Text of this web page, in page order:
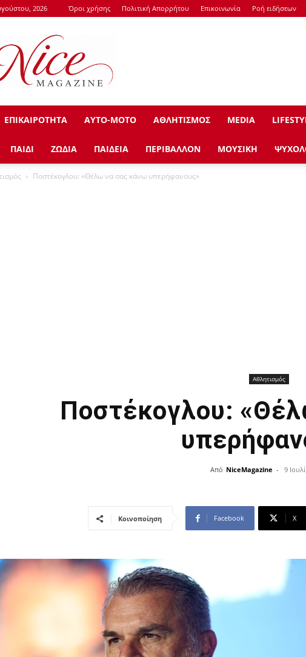
2026 Όροι χρήσης Πολιτική Απορρήτου Επικοινωνία Ροή ειδήσεων
NiceMagazine.Gr
ΕΠΙΚΑΙΡΟΤΗΤΑ ΑΥΤΟ-ΜΟΤΟ ΑΘΛΗΤΙΣΜΟΣ ΜEDIA
ΠΑΙΔΙ ΖΩΔΙΑ ΠΑΙΔΕΙΑ ΠΕΡΙΒΑΛΛΟΝ ΜΟΥΣΙΚΗ
Ποστέκογλου: «Θέλω να σας κάνω υπερήφανους»
Αθλητισμός
Ποστέκογλου:
Από NiceMagazine - 9
Κοινοποίηση Facebook X